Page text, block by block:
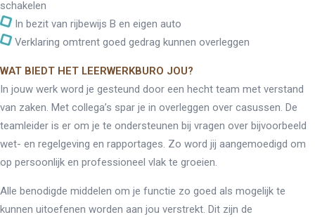
schakelen
In bezit van rijbewijs B en eigen auto
Verklaring omtrent goed gedrag kunnen overleggen
WAT BIEDT HET LEERWERKBURO JOU?
In jouw werk word je gesteund door een hecht team met verstand
van zaken. Met collega’s spar je in overleggen over casussen. De
teamleider is er om je te ondersteunen bij vragen over bijvoorbeeld
wet- en regelgeving en rapportages. Zo word jij aangemoedigd om
op persoonlijk en professioneel vlak te groeien.
Alle benodigde middelen om je functie zo goed als mogelijk te
kunnen uitoefenen worden aan jou verstrekt. Dit zijn de